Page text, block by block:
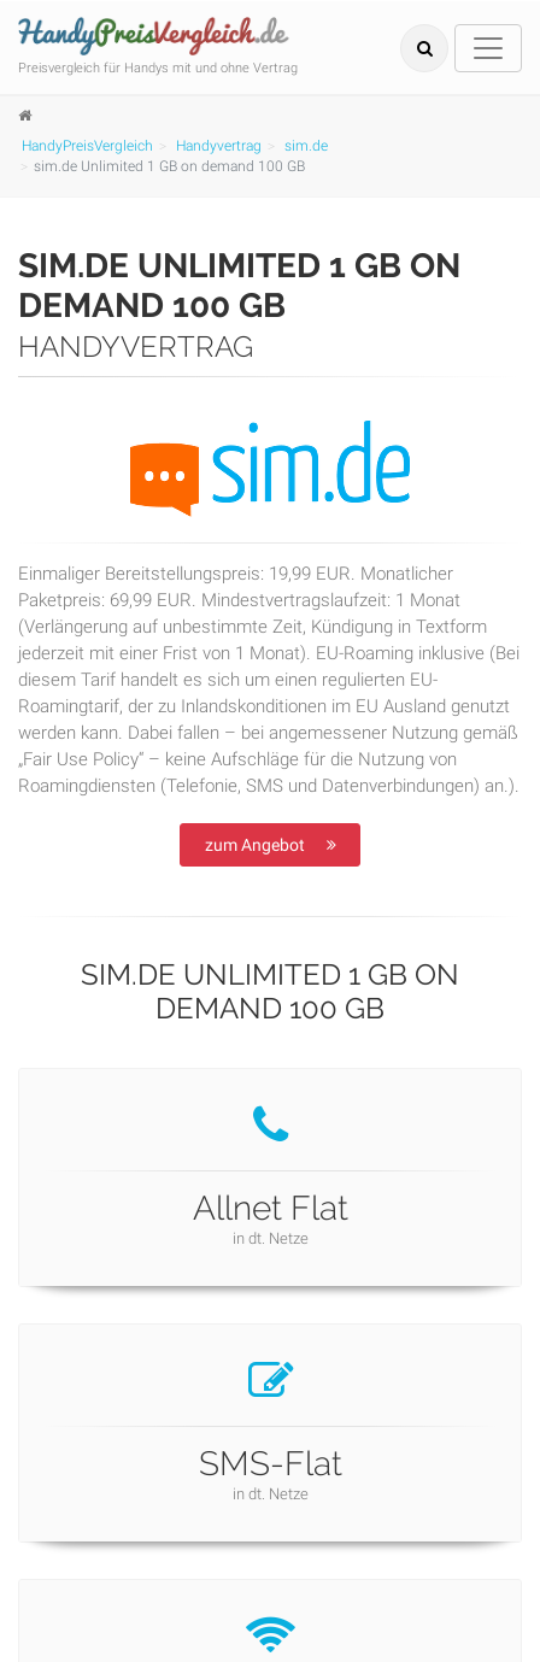
Preisvergleich für Handys mit und ohne Vertrag
HandyPreisVergleich Handyvertrag
sim.de
sim.de Unlimited 1 GB on demand 100 GB
SIM.DE UNLIMITED 1 GB ON
DEMAND 100 GB
HANDYVERTRAG
Einmaliger Bereitstellungspreis: 19,99 EUR. Monatlicher
Paketpreis: 69,99 EUR. Mindestvertragslaufzeit: 1 Monat
(Verlängerung auf unbestimmte Zeit, Kündigung in Textform
jederzeit mit einer Frist von 1 Monat). EU-Roaming inklusive (Bei
diesem Tarif handelt es sich um einen regulierten EU-
Roamingtarif, der zu Inlandskonditionen im EU Ausland genutzt
werden kann. Dabei fallen – bei angemessener Nutzung gemäß
„Fair Use Policy“ – keine Aufschläge für die Nutzung von
Roamingdiensten (Telefonie, SMS und Datenverbindungen) an.).
zum Angebot
SIM.DE UNLIMITED 1 GB ON
DEMAND 100 GB
Allnet Flat
in dt. Netze
SMS-Flat
in dt. Netze